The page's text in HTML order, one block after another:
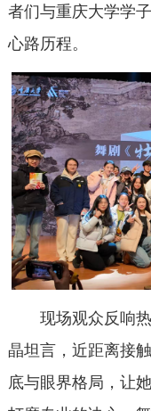
者们与重庆大学学
心路历程。
现场观众反响
晶坦言，近距离接
底与眼界格局，让